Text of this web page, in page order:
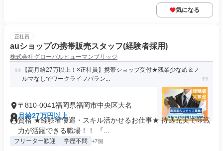
気になる
正社員
auショップの携帯販売スタッフ(経験者採用)
株式会社グローバルヒューマンブリッジ
【高月給27万以上！×正社員】携帯ショップ受付★残業少なめ＆ノ
ルマなしでワークライフバラン...
〒810-0041福岡県福岡市中央区大名
月給27万円以上
資格 ★経験者優遇・スキル活かせるお仕事★ 待遇充実で即戦
力が活躍できる職場！！ 『...
フリーター歓迎 学歴不問 +7個